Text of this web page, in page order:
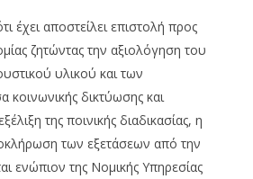
έχει αποστείλει επιστολή προς
ζητώντας την αξιολόγηση του
υλικού και των
κοινωνικής δικτύωσης και
της ποινικής διαδικασίας, η
των εξετάσεων από την
ενώπιον της Νομικής Υπηρεσίας